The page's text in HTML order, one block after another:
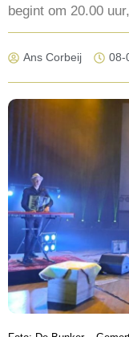
begint om 20.00
Ans Corbeij 08-